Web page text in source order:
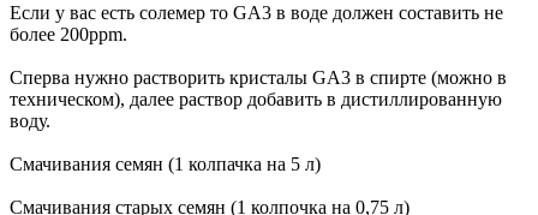
Если у вас есть солемер то GA3 в воде должен составить не
более 200ppm.
Сперва нужно растворить кристалы GA3 в спирте (можно в
техническом), далее раствор добавить в дистиллированную
воду.
Смачивания семян (1 колпачка на 5 л)
Смачивания старых семян (1 колпочка на 0,75 л)